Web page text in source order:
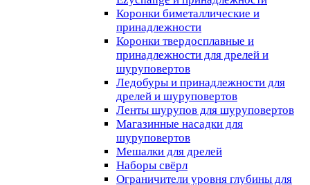
Коронки биметаллические и
принадлежности
Коронки твердосплавные и
принадлежности для дрелей и
шуруповертов
Ледобуры и принадлежности для
дрелей и шуруповертов
Ленты шурупов для шуруповертов
Магазинные насадки для
шуруповертов
Мешалки для дрелей
Наборы свёрл
Ограничители уровня глубины для